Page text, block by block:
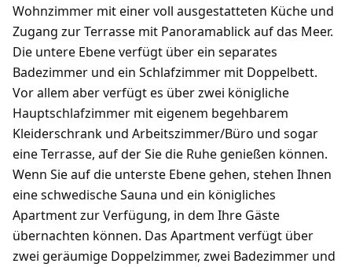
Wohnzimmer mit einer voll ausgestatteten Küche und
Zugang zur Terrasse mit Panoramablick auf das Meer.
Die untere Ebene verfügt über ein separates
Badezimmer und ein Schlafzimmer mit Doppelbett.
Vor allem aber verfügt es über zwei königliche
Hauptschlafzimmer mit eigenem begehbarem
Kleiderschrank und Arbeitszimmer/Büro und sogar
eine Terrasse, auf der Sie die Ruhe genießen können.
Wenn Sie auf die unterste Ebene gehen, stehen Ihnen
eine schwedische Sauna und ein königliches
Apartment zur Verfügung, in dem Ihre Gäste
übernachten können. Das Apartment verfügt über
zwei geräumige Doppelzimmer, zwei Badezimmer und